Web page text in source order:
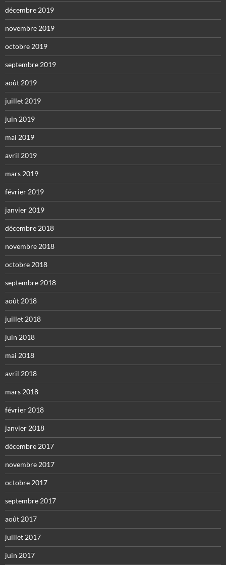
décembre 2019
novembre 2019
octobre 2019
septembre 2019
août 2019
juillet 2019
juin 2019
mai 2019
avril 2019
mars 2019
février 2019
janvier 2019
décembre 2018
novembre 2018
octobre 2018
septembre 2018
août 2018
juillet 2018
juin 2018
mai 2018
avril 2018
mars 2018
février 2018
janvier 2018
décembre 2017
novembre 2017
octobre 2017
septembre 2017
août 2017
juillet 2017
juin 2017